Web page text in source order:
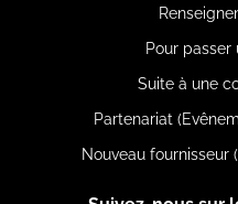
Pour
Suite à une
Partenariat
Nouveau fournisseur